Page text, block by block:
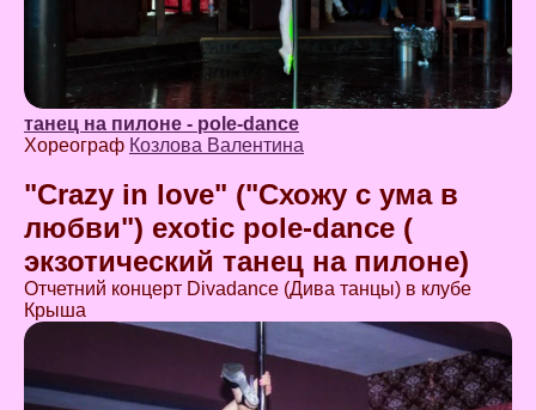
танец на пилоне - pole-dance
Хореограф Козлова Валентина
"Сrazy in lovе" ("Схожу с ума в
любви") exotic pole-dance (
экзотический танец на пилоне)
Отчетний концерт Divadance (Дива танцы) в клубе
Крыша